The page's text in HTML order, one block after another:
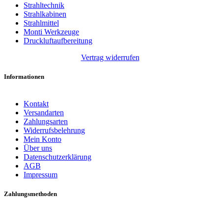
Strahltechnik
Strahlkabinen
Strahlmittel
Monti Werkzeuge
Druckluftaufbereitung
Vertrag widerrufen
Informationen
Kontakt
Versandarten
Zahlungsarten
Widerrufsbelehrung
Mein Konto
Über uns
Datenschutzerklärung
AGB
Impressum
Zahlungsmethoden